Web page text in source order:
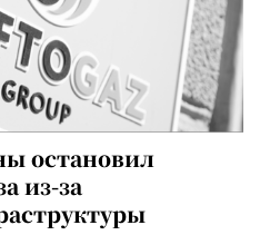
остановил
из-за